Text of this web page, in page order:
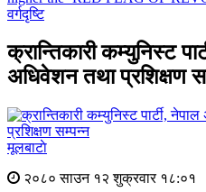
वर्गदृष्टि
क्रान्तिकारी कम्युनिस्ट
अधिवेशन तथा प्रशिक्षण
मूलबाटाे
२०८० साउन १२ शुक्रवार १८:०१